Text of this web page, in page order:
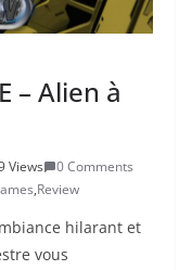
– Alien à
Views
0 Comments
,Review
hilarant et
vous